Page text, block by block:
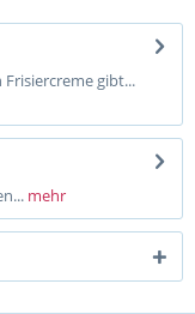
Frisiercreme gibt...
mehr